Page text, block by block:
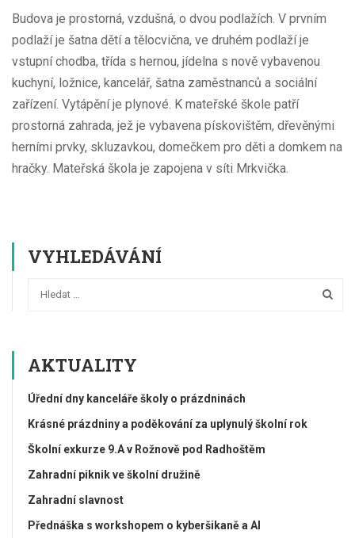
Budova je prostorná, vzdušná, o dvou podlažích. V prvním
podlaží je šatna dětí a tělocvična, ve druhém podlaží je
vstupní chodba, třída s hernou, jídelna s nově vybavenou
kuchyní, ložnice, kancelář, šatna zaměstnanců a sociální
zařízení. Vytápění je plynové. K mateřské škole patří
prostorná zahrada, jež je vybavena pískovištěm, dřevěnými
herními prvky, skluzavkou, domečkem pro děti a domkem na
hračky. Mateřská škola je zapojena v síti Mrkvička.
VYHLEDÁVÁNÍ
AKTUALITY
Úřední dny kanceláře školy o prázdninách
Krásné prázdniny a poděkování za uplynulý školní rok
Školní exkurze 9.A v Rožnově pod Radhoštěm
Zahradní piknik ve školní družině
Zahradní slavnost
Přednáška s workshopem o kyberšikaně a AI